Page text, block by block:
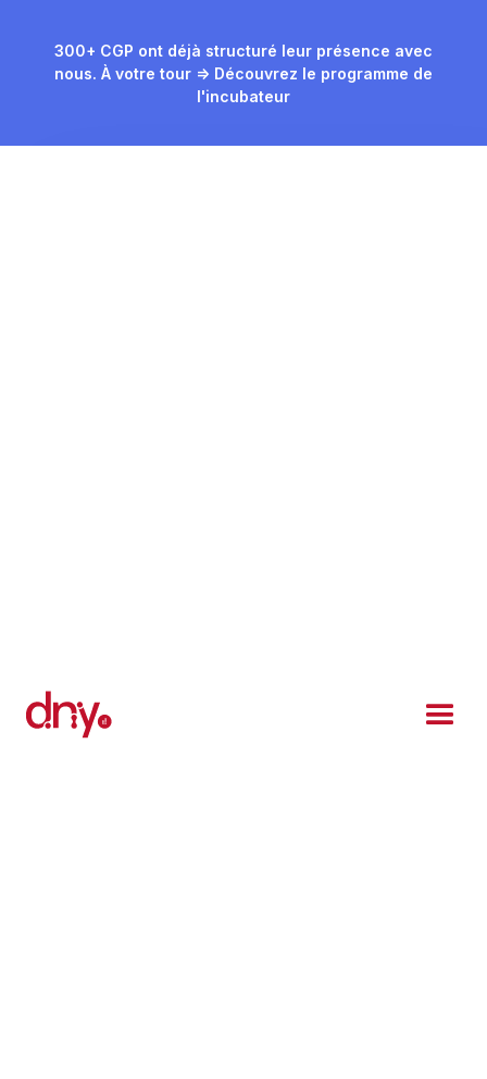
300+ CGP ont déjà structuré leur présence avec
nous. À votre tour => Découvrez le programme de
l'incubateur